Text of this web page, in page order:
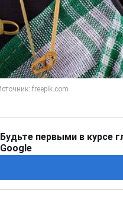
Будьте первыми в курсе
Google